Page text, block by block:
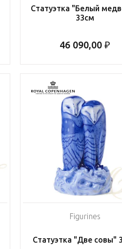
Статуэтка "Белый
33см
46 090,00 ₽
Figurines
Статуэтка "Две совы"